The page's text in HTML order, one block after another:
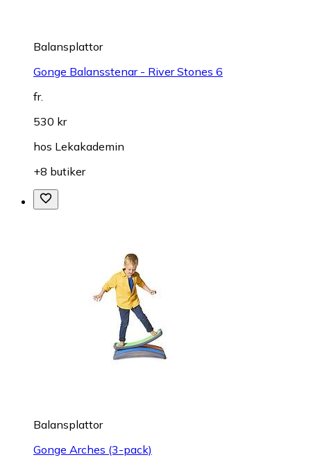
Balansplattor
Gonge Balansstenar - River Stones 6
fr.
530 kr
hos Lekakademin
+8 butiker
Balansplattor
Gonge Arches (3-pack)